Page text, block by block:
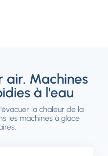
air. Machines
à l'eau
la chaleur de la
les machines à glace